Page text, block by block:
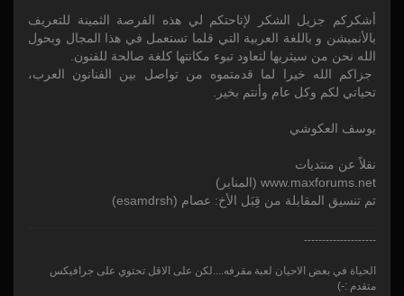
أشكركم جزيل الشكر لإتاحتكم لي هذه الفرصة الثمينة للتعريف
بالأنميشن و باللغة العربية التي قلما تستعمل في هذا المجال وبحول
الله نحن من سيثريها لتعاود تبوء مكانتها كلغة صالحة للفنون.
جزاكم الله خيرا لما قدمتموه من تواصل بين الفنانون العرب،
تحياتي لكم وكل عام وأنتم بخير.
يوسف العكوشي
نقلاً عن منتديات
www.maxforums.net (المنابر)
تم تنسيق المقابلة من قِبَل الأخ: عصام (esamdrsh)
--------------------
الحياة في بعض الاحيان لعبة مقرفه....لكن على الاقل تحتوي على جرافيكس
متقدم :-)